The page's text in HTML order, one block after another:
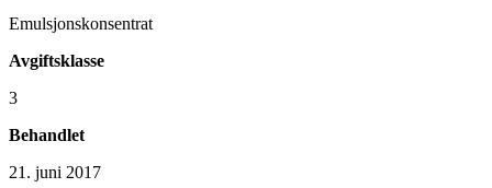
Emulsjonskonsentrat
Avgiftsklasse
3
Behandlet
21. juni 2017